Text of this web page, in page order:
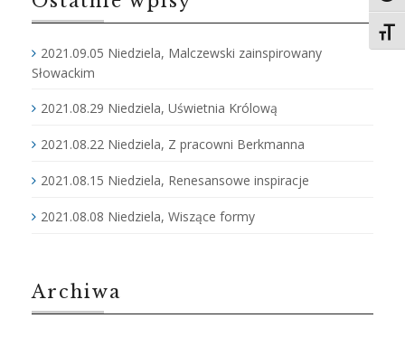
2021.09.05 Niedziela, Malczewski zainspirowany
Słowackim
2021.08.29 Niedziela, Uświetnia Królową
2021.08.22 Niedziela, Z pracowni Berkmanna
2021.08.15 Niedziela, Renesansowe inspiracje
2021.08.08 Niedziela, Wiszące formy
Archiwa